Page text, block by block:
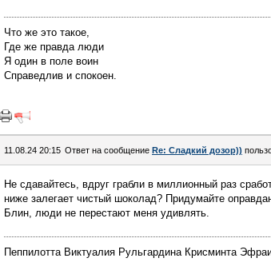
Что же это такое,
Где же правда люди
Я один в поле воин
Справедлив и спокоен.
11.08.24 20:15 Ответ на сообщение Re: Сладкий дозор))
Не сдавайтесь, вдруг грабли в миллионный раз
ниже залегает чистый шоколад? Придумайте
Блин, люди не перестают меня удивлять.
Пеппилотта Виктуалия Рульгардина Крисминта